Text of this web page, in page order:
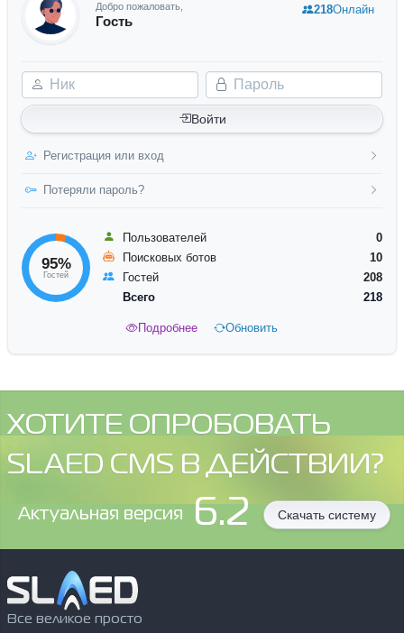
Добро пожаловать,
Гость
Ник Пароль
Войти
Регистрация или вход
Потеряли пароль?
218Онлайн
95%
Гостей
Пользователей
0
Поисковых ботов
10
Гостей
208
Всего
218
Подробнее Обновить
ХОТИТЕ ОПРОБОВАТЬ
SLAED CMS В ДЕЙСТВИИ?
Aктуальная версия 6.2 Скачать систему
Все великое просто